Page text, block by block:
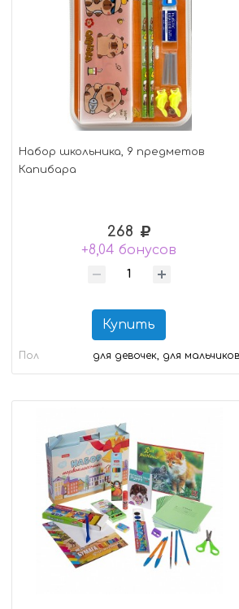
Набор школьника, 9 предметов
Капибара
268
+8,04 бонусов
Купить
Пол для девочек, для мальчиков